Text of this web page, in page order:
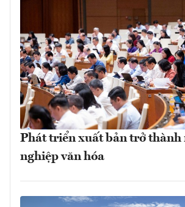
Phát triển xuất bản trở thành
nghiệp văn hóa